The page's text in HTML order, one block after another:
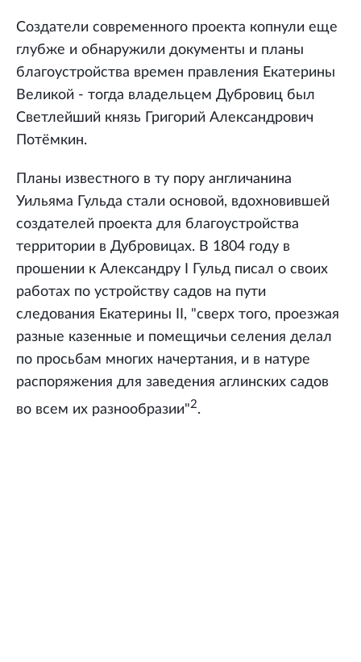
Создатели современного проекта копнули еще
глубже и обнаружили документы и планы
благоустройства времен правления Екатерины
Великой - тогда владельцем Дубровиц был
Светлейший князь Григорий Александрович
Потёмкин.
Планы известного в ту пору англичанина
Уильяма Гульда стали основой, вдохновившей
создателей проекта для благоустройства
территории в Дубровицах. В 1804 году в
прошении к Александру I Гульд писал о своих
работах по устройству садов на пути
следования Екатерины II, "сверх того, проезжая
разные казенные и помещичьи селения делал
по просьбам многих начертания, и в натуре
распоряжения для заведения аглинских садов
во всем их разнообразии"2.